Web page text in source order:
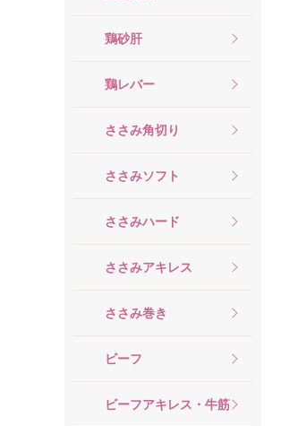
鶏砂肝
鶏レバー
ささみ角切り
ささみソフト
ささみハード
ささみアキレス
ささみ巻き
ビーフ
ビーフアキレス・牛筋